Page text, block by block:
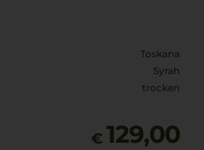
Toskana
Syrah
trocken
€ 129,00